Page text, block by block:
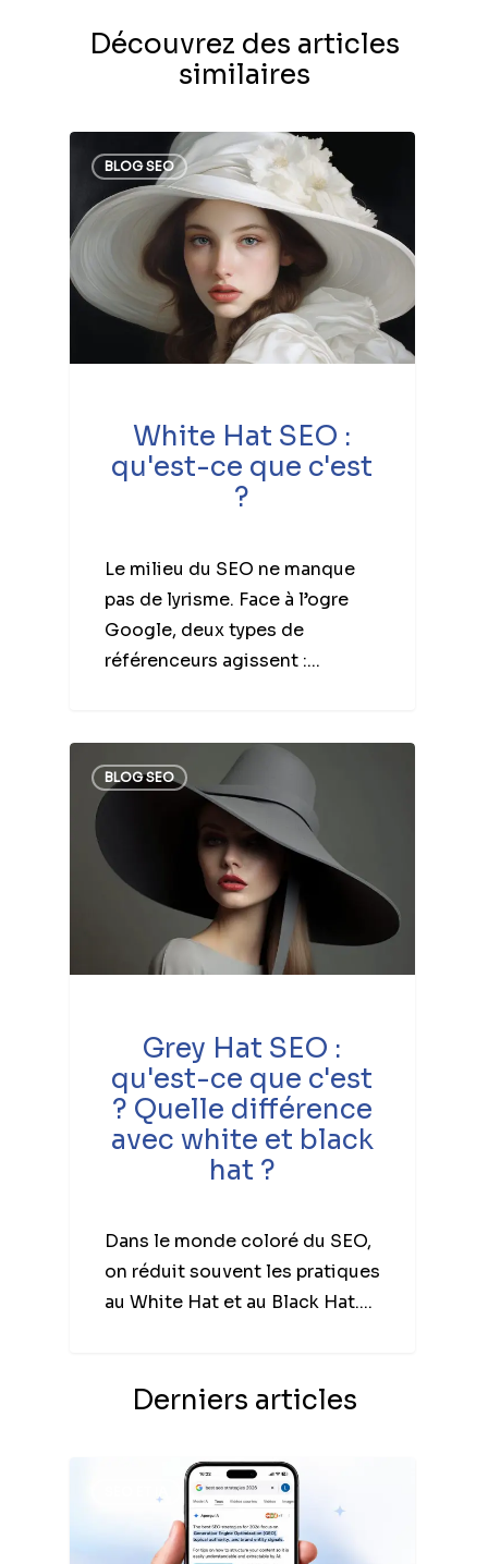
Découvrez des articles
similaires
BLOG SEO
White Hat SEO :
qu'est-ce que c'est
?
Le milieu du SEO ne manque
pas de lyrisme. Face à l’ogre
Google, deux types de
référenceurs agissent :...
BLOG SEO
Grey Hat SEO :
qu'est-ce que c'est
? Quelle différence
avec white et black
hat ?
Dans le monde coloré du SEO,
on réduit souvent les pratiques
au White Hat et au Black Hat....
Derniers articles